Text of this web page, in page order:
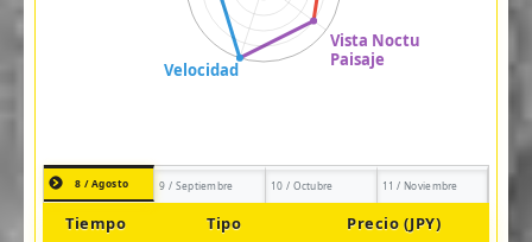
8 / Agosto 9 / Septiembre 10 / Octubre 11 / Noviembre
Tiempo Tipo Precio (JPY)